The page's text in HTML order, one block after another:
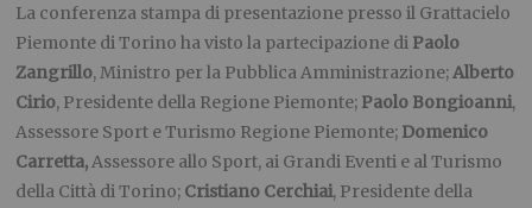
La conferenza stampa di presentazione presso il Grattacielo
Piemonte di Torino ha visto la partecipazione di Paolo
Zangrillo, Ministro per la Pubblica Amministrazione;Alberto
Cirio, Presidente della Regione Piemonte; Paolo Bongioanni,
Assessore Sport e Turismo Regione Piemonte; Domenico
Carretta,Assessore allo Sport, ai Grandi Eventi e al Turismo
della Città di Torino; Cristiano Cerchiai, Presidente della